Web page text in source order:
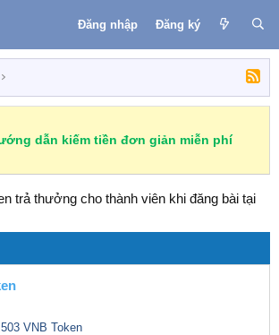
Đăng nhập Đăng ký
dẫn kiếm tiền đơn giản miễn phí
trả thưởng cho thành viên khi đăng bài tại
VNB Token